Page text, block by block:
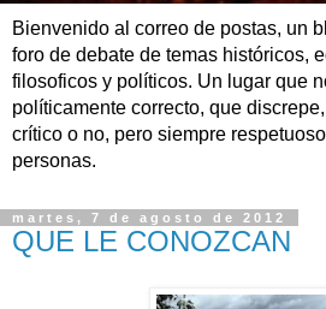
Bienvenido al correo de postas, un
foro de debate de temas históricos,
filosoficos y políticos. Un lugar que
políticamente correcto, que
crítico o no, pero siempre
personas.
martes, 7 de agosto de 2012
QUE LE CONOZCAN